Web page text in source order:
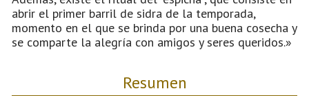
abrir el primer barril de sidra de la temporada,
momento en el que se brinda por una buena cosecha y
se comparte la alegría con amigos y seres queridos.»
Resumen